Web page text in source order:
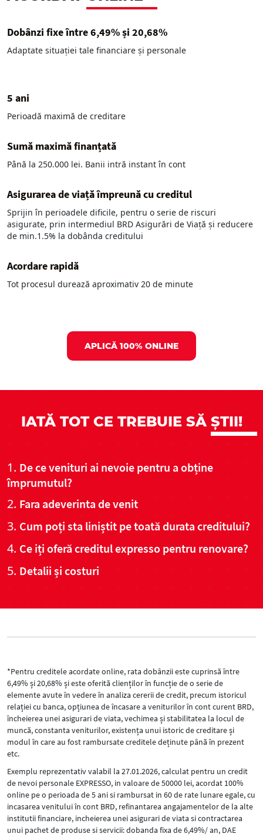
Dobânzi fixe între 6,49% și 20,68%
Adaptate situației tale financiare și personale
5 ani
Perioadă maximă de creditare
Sumă maximă finanțată
Până la 250.000 lei. Banii intră instant în cont
Asigurarea de viață împreună cu creditul
Sprijin în perioadele dificile, pentru o serie de riscuri
asigurate, prin intermediul BRD Asigurări de Viață și reducere
de min.1.5% la dobânda creditului
Acordare rapidă
Tot procesul durează aproximativ 20 de minute
APLICĂ 100% ONLINE
IATĂ TOT CE TREBUIE SĂ ȘTII!
De ce venituri ai nevoie pentru a obține
împrumutul?
Fara adeverinta de venit
Cum poți sta liniștit pe toată durata creditului?
Ce iți oferă creditul expresso pentru renovare?
Detalii și costuri
*Pentru creditele acordate online, rata dobânzii este cuprinsă între
6,49% și 20,68% și este oferită clienților în funcție de o serie de
elemente avute în vedere în analiza cererii de credit, precum istoricul
relației cu banca, opțiunea de încasare a veniturilor în cont curent BRD,
încheierea unei asigurari de viata, vechimea și stabilitatea la locul de
muncă, constanta veniturilor, existența unui istoric de creditare și
modul în care au fost rambursate creditele deținute până în prezent
etc.
Exemplu reprezentativ valabil la 27.01.2026, calculat pentru un credit
de nevoi personale EXPRESSO, in valoare de 50000 lei, acordat 100%
online pe o perioada de 5 ani si rambursat in 60 de rate lunare egale, cu
incasarea venitului în cont BRD, refinantarea angajamentelor de la alte
institutii financiare, incheierea unei asigurari de viata si contractarea
unui pachet de produse si servicii: dobanda fixa de 6,49%/ an, DAE